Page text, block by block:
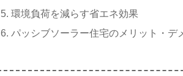
環境負荷を減らす省エネ効果
パッシブソーラー住宅のメリット・デ